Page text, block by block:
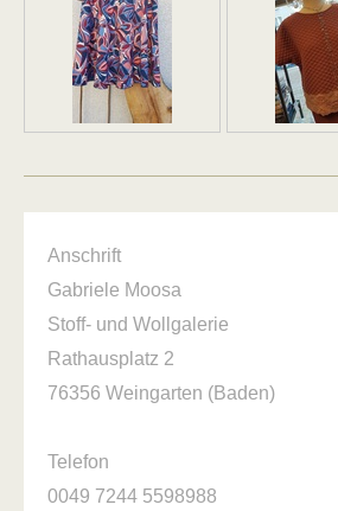
Anschrift
Gabriele Moosa
Stoff- und Wollgalerie
Rathausplatz 2
76356 Weingarten (Baden)
Telefon
0049 7244 5598988